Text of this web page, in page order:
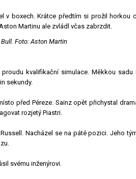
v boxech. Krátce předtím si prožil horkou
Martinu ale zvládl včas zabrzdit.
Foto: Aston Martin
kvalifikační simulace. Měkkou
sekundy.
před Péreze. Sainz opět přichystal
rozjetý Piastri.
Nacházel se na páté pozici. Jeho
svému inženýrovi.